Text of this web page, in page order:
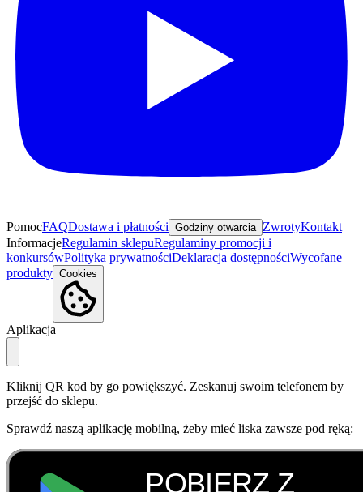
PomocFAQDostawa i płatności Godziny otwarcia ZwrotyKontakt
InformacjeRegulamin sklepuRegulaminy promocji i
konkursówPolityka prywatnościDeklaracja dostępnościWycofane
produkty Cookies
Aplikacja
Kliknij QR kod by go powiększyć. Zeskanuj swoim telefonem by
przejść do sklepu.
Sprawdź naszą aplikację mobilną, żeby mieć liska zawsze pod ręką: